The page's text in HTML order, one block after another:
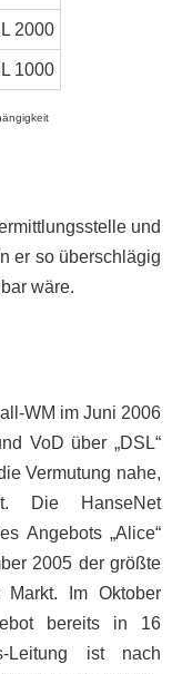
2000
1000
und
er so überschlägig
wäre.
WM im Juni 2006
VoD über „DSL“
Vermutung nahe,
Die HanseNet
Angebots „Alice“
2005 der größte
Markt. Im Oktober
bereits in 16
Leitung ist nach